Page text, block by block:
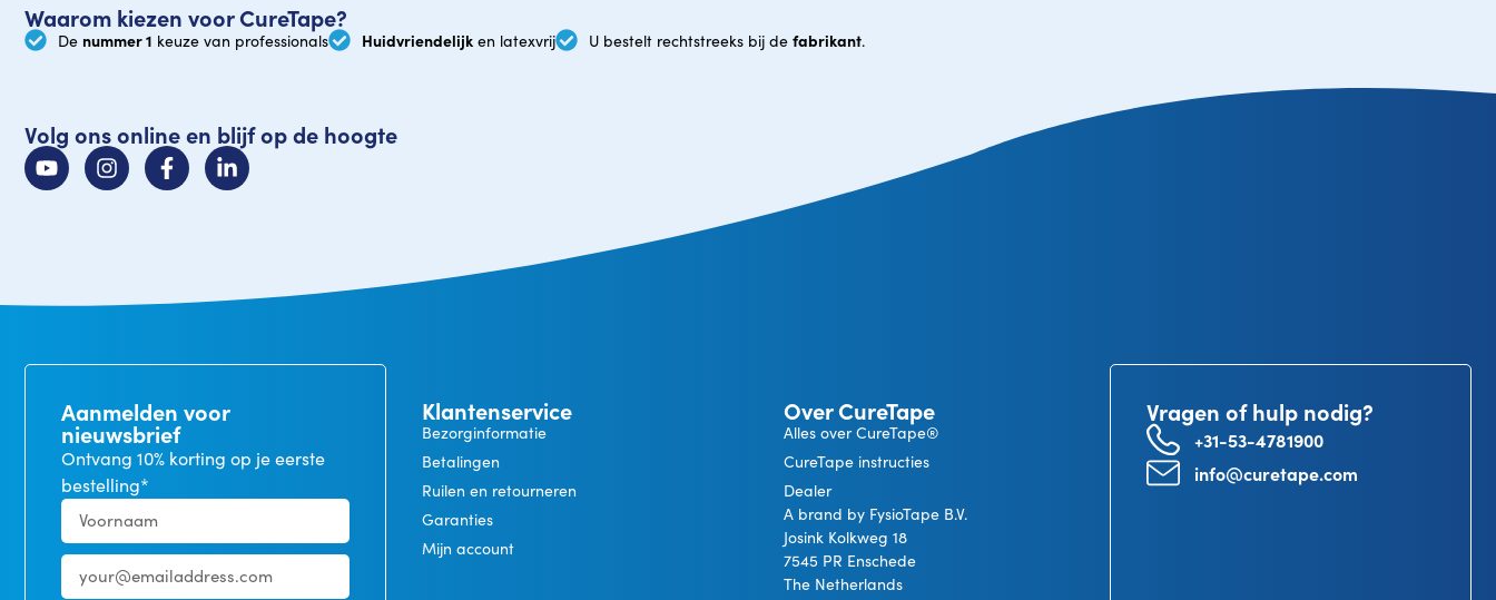
Waarom kiezen voor CureTape?
De nummer 1 keuze van professionals Huidvriendelijk en latexvrij U bestelt rechtstreeks bij de fabrikant.
Volg ons online en blijf op de hoogte
Aanmelden voor
nieuwsbrief
Ontvang 10% korting op je eerste
bestelling*
Klantenservice
Bezorginformatie
Betalingen
Ruilen en retourneren
Garanties
Mijn account
Over CureTape
Alles over CureTape®
CureTape instructies
Dealer
A brand by FysioTape B.V.
Josink Kolkweg 18
7545 PR Enschede
The Netherlands
Vragen of hulp nodig?
+31-53-4781900
info@curetape.com